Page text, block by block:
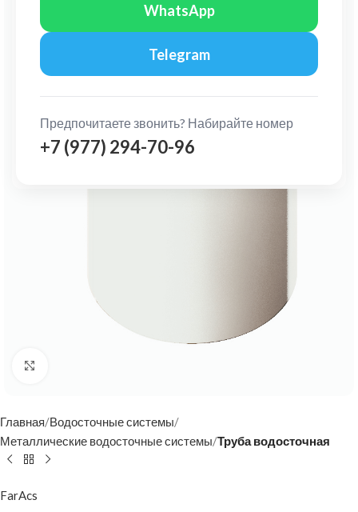
WhatsApp
Telegram
Предпочитаете звонить? Набирайте номер
+7 (977) 294-70-96
Главная Водосточные системы
Металлические водосточные системы Труба водосточная
FarAcs